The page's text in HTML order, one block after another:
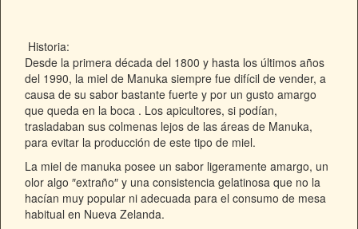
Historia:
Desde la primera década del 1800 y hasta los últimos años
del 1990, la miel de Manuka siempre fue difícil de vender, a
causa de su sabor bastante fuerte y por un gusto amargo
que queda en la boca . Los apicultores, si podían,
trasladaban sus colmenas lejos de las áreas de Manuka,
para evitar la producción de este tipo de miel.
La miel de manuka posee un sabor ligeramente amargo, un
olor algo ″extraño″ y una consistencia gelatinosa que no la
hacían muy popular ni adecuada para el consumo de mesa
habitual en Nueva Zelanda.